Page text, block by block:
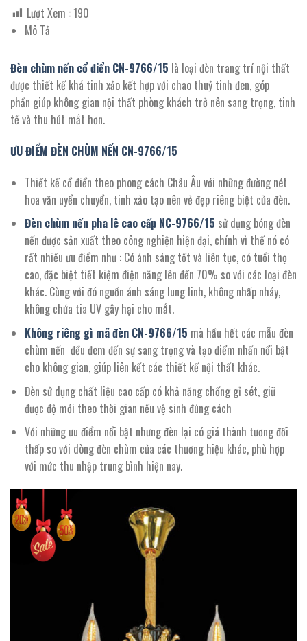
Lượt Xem :190
Mô Tả
Đèn chùm nến cổ điển CN-9766/15 là loại đèn trang trí nội thất
được thiết kế khá tinh xảo kết hợp với chao thuỷ tinh đen, góp
phần giúp không gian nội thất phòng khách trở nên sang trọng, tinh
tế và thu hút mắt hơn.
ƯU ĐIỂM ĐÈN CHÙM NẾN CN-9766/15
Thiết kế cổ điển theo phong cách Châu Âu với những đường nét
hoa văn uyển chuyển, tinh xảo tạo nên vẻ đẹp riêng biệt của đèn.
Đèn chùm nến pha lê cao cấp NC-9766/15 sử dụng bóng đèn
nến được sản xuất theo công nghiện hiện đại, chính vì thế nó có
rất nhiều ưu điểm như : Có ánh sáng tốt và liên tục, có tuổi thọ
cao, đặc biệt tiết kiệm điện năng lên đến 70% so với các loại đèn
khác. Cùng với đó nguồn ánh sáng lung linh, không nhấp nháy,
không chứa tia UV gây hại cho mắt.
Không riêng gì mã đèn CN-9766/15 mà hầu hết các mẫu đèn
chùm nến đều đem đến sự sang trọng và tạo điểm nhấn nổi bật
cho không gian, giúp liên kết các thiết kế nội thất khác.
Đèn sử dụng chất liệu cao cấp có khả năng chống gỉ sét, giữ
được độ mới theo thời gian nếu vệ sinh đúng cách
Với những ưu điểm nổi bật nhưng đèn lại có giá thành tương đối
thấp so với dòng đèn chùm của các thương hiệu khác, phù hợp
với mức thu nhập trung bình hiện nay.